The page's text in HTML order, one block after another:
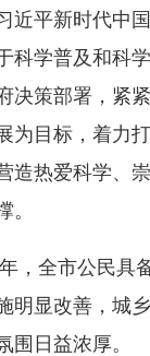
平新时代中国
科学普及和科
决策部署，紧
为目标，着力
造热爱科学、
。
全市公民具
明显改善，城
围日益浓厚。